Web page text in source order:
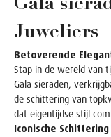
Gala
Juweliers
Betoverende
Stap in de wereld van
Gala sieraden,
de schittering van
dat eigentijdse stijl
Iconische